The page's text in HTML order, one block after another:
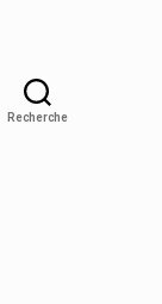
Recherche